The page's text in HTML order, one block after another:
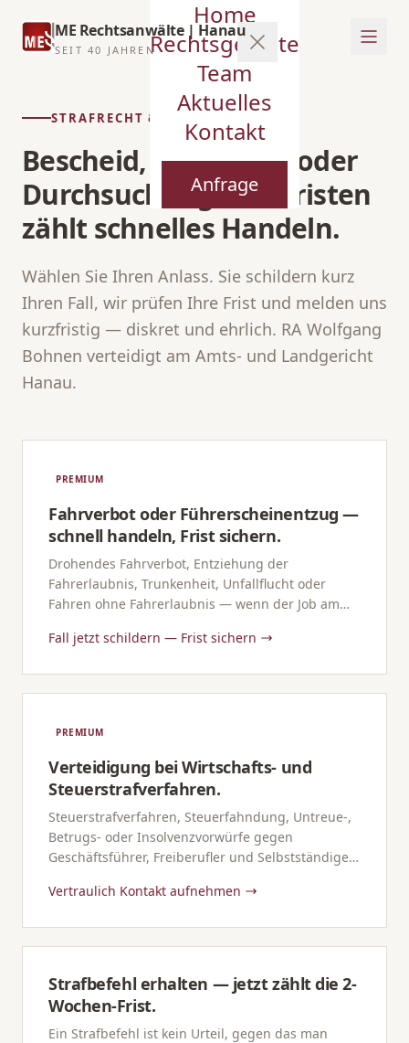
ME Rechtsanwälte | Hanau
SEIT 40 JAHREN
Home
Rechtsgebiete
Team
Aktuelles
Kontakt
Anfrage
STRAFRECHT & BUSSGELD
Bescheid, Vorladung oder
Durchsuchung? Bei Fristen
zählt schnelles Handeln.
Wählen Sie Ihren Anlass. Sie schildern kurz
Ihren Fall, wir prüfen Ihre Frist und melden uns
kurzfristig — diskret und ehrlich. RA Wolfgang
Bohnen verteidigt am Amts- und Landgericht
Hanau.
PREMIUM
Fahrverbot oder Führerscheinentzug —
schnell handeln, Frist sichern.
Drohendes Fahrverbot, Entziehung der
Fahrerlaubnis, Trunkenheit, Unfallflucht oder
Fahren ohne Fahrerlaubnis — wenn der Job am
entscheidend.
Fall jetzt schildern — Frist sichern
PREMIUM
Verteidigung bei Wirtschafts- und
Steuerstrafverfahren.
Steuerstrafverfahren, Steuerfahndung, Untreue-,
Betrugs- oder Insolvenzvorwürfe gegen
Geschäftsführer, Freiberufler und Selbstständige
Vertraulich Kontakt aufnehmen
Strafbefehl erhalten — jetzt zählt die 2-
Wochen-Frist.
Ein Strafbefehl ist kein Urteil, gegen das man